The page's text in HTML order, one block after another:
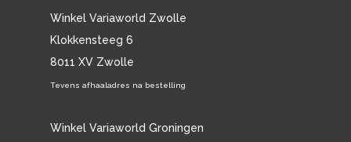
Winkel Variaworld Zwolle
Klokkensteeg 6
8011 XV Zwolle
Tevens afhaaladres na bestelling
Winkel Variaworld Groningen